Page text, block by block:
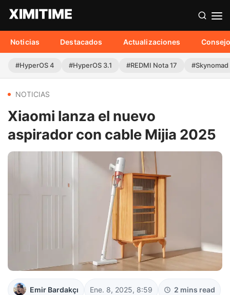
Noticias Destacados Actualizaciones
#HyperOS 4 #HyperOS 3.1 #REDMI Nota 17 #Skynomad
NOTICIAS
Xiaomi lanza el nuevo
aspirador con cable Mijia 2025
Emir Bardakçı Ene. 8, 2025, 8:59 2 mins read